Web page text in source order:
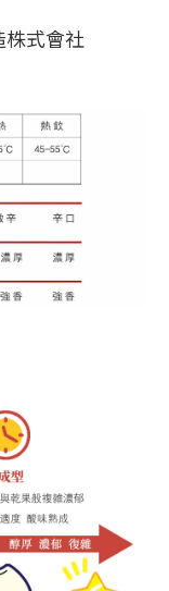
式會社